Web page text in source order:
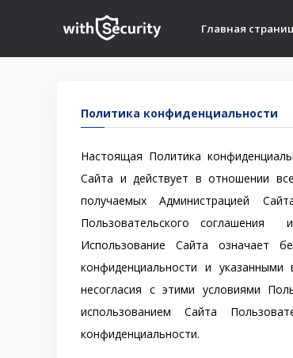
Главная
Политика конфиденциальности
Настоящая Политика
Сайта и действует в отношении
получаемых Администрацией
Пользовательского соглашения
Использование Сайта означает
конфиденциальности и
несогласия с этими условиями
использованием Сайта
конфиденциальности.